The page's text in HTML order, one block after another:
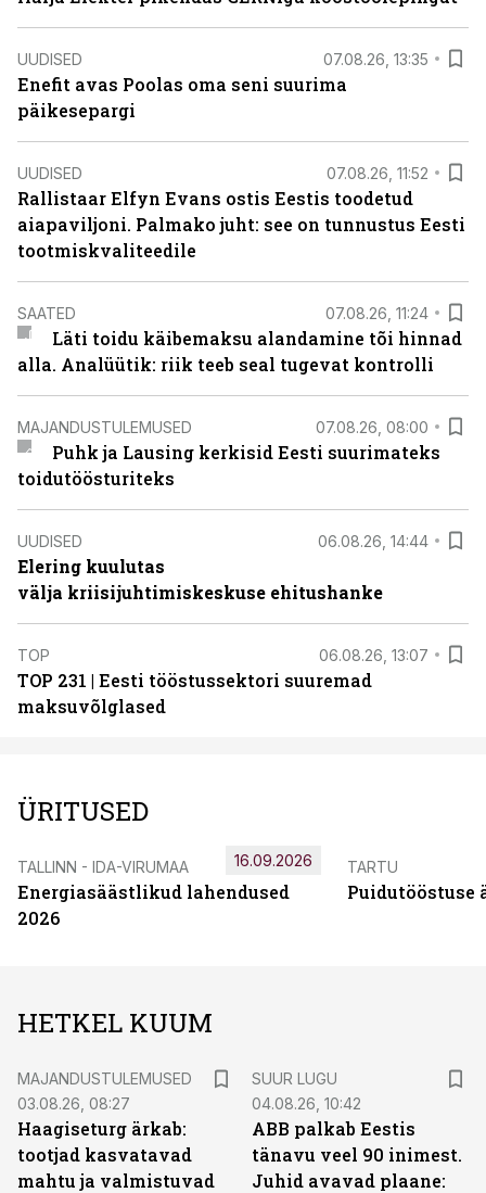
UUDISED 07.08.26, 13:35
Enefit avas Poolas oma seni suurima
päikesepargi
UUDISED 07.08.26, 11:52
Rallistaar Elfyn Evans ostis Eestis toodetud
aiapaviljoni. Palmako juht: see on tunnustus Eesti
tootmiskvaliteedile
SAATED 07.08.26, 11:24
Läti toidu käibemaksu alandamine tõi hinnad
alla. Analüütik: riik teeb seal tugevat kontrolli
MAJANDUSTULEMUSED 07.08.26, 08:00
Puhk ja Lausing kerkisid Eesti suurimateks
toidutöösturiteks
UUDISED 06.08.26, 14:44
Elering kuulutas
välja kriisijuhtimiskeskuse ehitushanke
TOP 06.08.26, 13:07
TOP 231 | Eesti tööstussektori suuremad
maksuvõlglased
ÜRITUSED
TALLINN - IDA-VIRUMAA
Energiasäästlikud lahendused
2026
16.09.2026 TARTU
Puidutööstuse
HETKEL KUUM
MAJANDUSTULEMUSED
03.08.26, 08:27
Haagiseturg ärkab:
tootjad kasvatavad
mahtu ja valmistuvad
SUUR LUGU
04.08.26, 10:42
ABB palkab Eestis
tänavu veel 90 inimest.
Juhid avavad plaane: